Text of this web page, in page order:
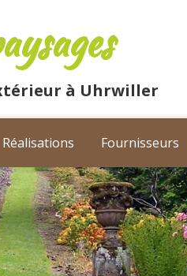
à Uhrwiller
Réalisations Fournisseurs